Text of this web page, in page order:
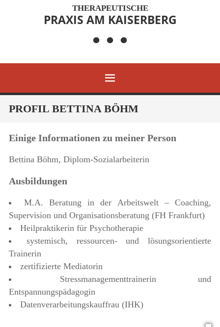
THERAPEUTISCHE
PRAXIS AM KAISERBERG
• • •
MENÜ
INHALT
PROFIL BETTINA BÖHM
Einige Informationen zu meiner Person
Bettina Böhm, Diplom-Sozialarbeiterin
Ausbildungen
M.A. Beratung in der Arbeitswelt – Coaching,
Supervision und Organisationsberatung (FH Frankfurt)
Heilpraktikerin für Psychotherapie
systemisch, ressourcen- und lösungsorientierte
Trainerin
zertifizierte Mediatorin
Stressmanagementtrainerin und
Entspannungspädagogin
Datenverarbeitungskauffrau (IHK)